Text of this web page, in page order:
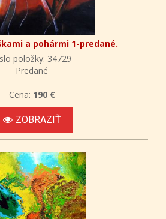
a pohármi 1-predané.
položky: 34729
Predané
Cena: 190 €
ZOBRAZIŤ